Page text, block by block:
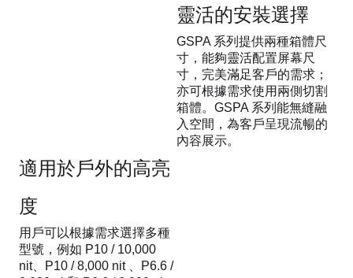
靈活的安裝選擇
GSPA 系列提供兩種箱體尺
寸，能夠靈活配置屏幕尺
寸，完美滿足客戶的需求；
亦可根據需求使用兩側切割
箱體。GSPA 系列能無縫融
入空間，為客戶呈現流暢的
內容展示。
適用於戶外的高亮
度
用戶可以根據需求選擇多種
型號，例如 P10 / 10,000
nit、P10 / 8,000 nit 、P6.6 /